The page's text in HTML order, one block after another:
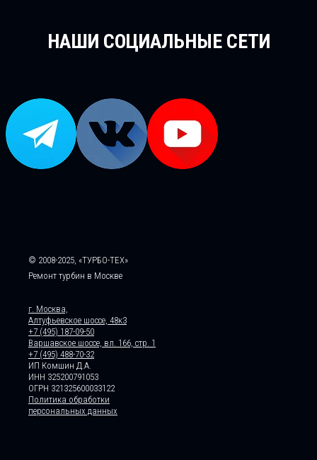
НАШИ СОЦИАЛЬНЫЕ СЕТИ
© 2008-2025, «ТУРБО-ТЕХ»
Ремонт турбин в Москве
г. Москва,
Алтуфьевское шоссе, 48к3
+7 (495) 187-09-50
Варшавское шоссе, вл. 166, стр. 1
+7 (495) 488-70-32
ИП Комшин Д.А.
ИНН 325200791053
ОГРН 321325600033122
Политика обработки
персональных данных